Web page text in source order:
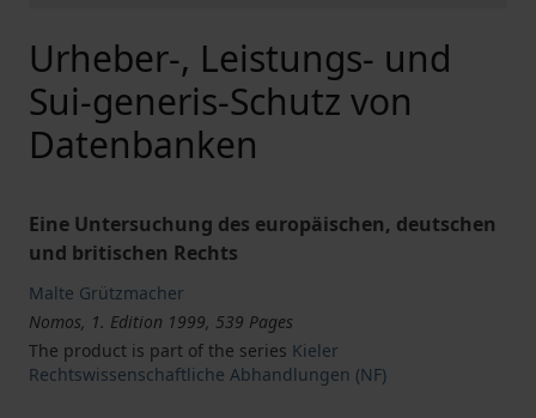
Urheber-, Leistungs- und
Sui-generis-Schutz von
Datenbanken
Eine Untersuchung des europäischen, deutschen
und britischen Rechts
Malte Grützmacher
Nomos, 1. Edition 1999, 539 Pages
The product is part of the series Kieler
Rechtswissenschaftliche Abhandlungen (NF)